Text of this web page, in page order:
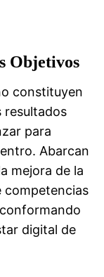
Objetivos
constituyen
resultados
para
Abarcan
mejora de la
competencias
digital de